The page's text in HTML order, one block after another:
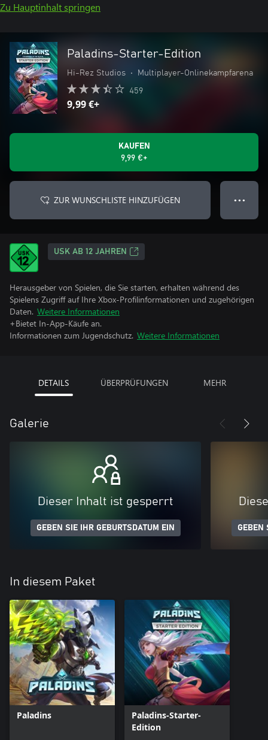
Zu Hauptinhalt springen
Paladins-Starter-Edition
Hi-Rez Studios • Multiplayer-Onlinekampfarena
459
9,99 €+
KAUFEN
9,99 €+
ZUR WUNSCHLISTE HINZUFÜGEN ● ● ●
USK AB 12 JAHREN
Herausgeber von Spielen, die Sie starten, erhalten während des
Spielens Zugriff auf Ihre Xbox-Profilinformationen und zugehörigen
Daten. Weitere Informationen
+Bietet In-App-Käufe an.
Informationen zum Jugendschutz. Weitere Informationen
DETAILS ÜBERPRÜFUNGEN MEHR
Galerie
Dieser Inhalt ist gesperrt
GEBEN SIE IHR GEBURTSDATUM EIN GEBEN
In diesem Paket
Paladins
Paladins-Starter-
Edition